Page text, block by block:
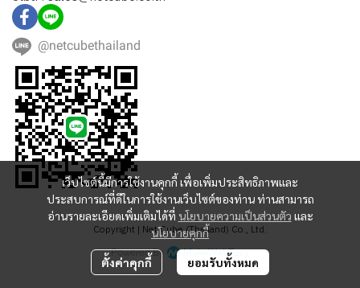
เว็บไซต์นี้มีการใช้งานคุกกี้ เพื่อเพิ่มประสิทธิภาพและ
ประสบการณ์ที่ดีในการใช้งานเว็บไซต์ของท่าน ท่านสามารถ
อ่านรายละเอียดเพิ่มเติมได้ที่ นโยบายความเป็นส่วนตัว และ
นโยบายคุกกี้
ตั้งค่าคุกกี้ ยอมรับทั้งหมด
@netcubethailand
Copyright | Net Cube (Thailand) Co., Ltd.
Powered By MakeWebEasy